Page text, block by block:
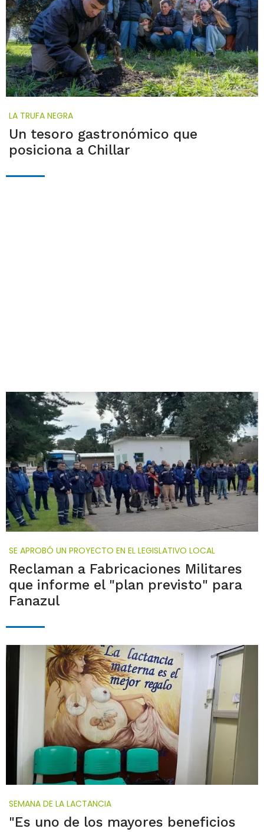
LA TRUFA NEGRA
Un tesoro gastronómico que
posiciona a Chillar
SE APROBÓ UN PROYECTO EN EL LEGISLATIVO LOCAL
Reclaman a Fabricaciones Militares
que informe el "plan previsto" para
Fanazul
SEMANA DE LA LACTANCIA
"Es uno de los mayores beneficios